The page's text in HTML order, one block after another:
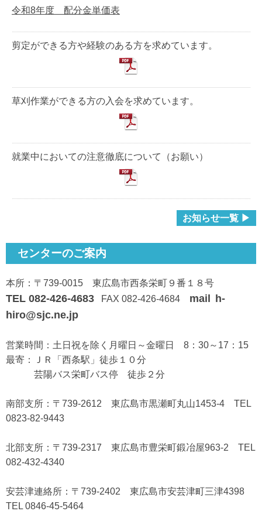
令和8年度 配分金単価表
剪定ができる方や経験のある方を求めています。
草刈作業ができる方の入会を求めています。
就業中においての注意徹底について（お願い）
お知らせ一覧 ▶
センターのご案内
本所：〒739-0015 東広島市西条栄町９番１８号
TEL 082-426-4683 FAX 082-426-4684 mail h-
hiro@sjc.ne.jp
営業時間：土日祝を除く月曜日～金曜日 8：30～17：15
最寄：ＪＲ「西条駅」徒歩１０分
芸陽バス栄町バス停 徒歩２分
南部支所：〒739-2612 東広島市黒瀬町丸山1453-4 TEL
0823-82-9443
北部支所：〒739-2317 東広島市豊栄町鍛冶屋963-2 TEL
082-432-4340
安芸津連絡所：〒739-2402 東広島市安芸津町三津4398
TEL 0846-45-5464